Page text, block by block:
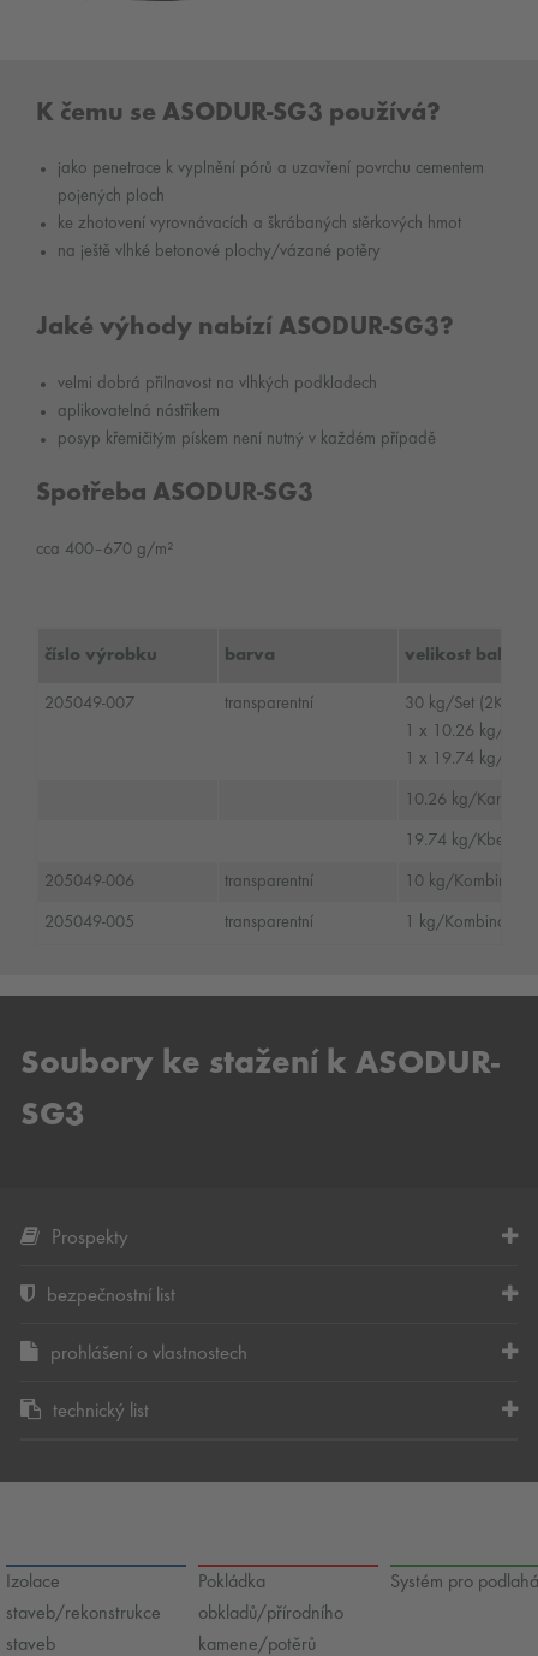
K čemu se ASODUR-SG3 používá?
jako penetrace k vyplnění pórů a uzavření povrchu cementem
pojených ploch
ke zhotovení vyrovnávacích a škrábaných stěrkových hmot
na ještě vlhké betonové plochy/vázané potěry
Jaké výhody nabízí ASODUR-SG3?
velmi dobrá přilnavost na vlhkých podkladech
aplikovatelná nástřikem
posyp křemičitým pískem není nutný v každém případě
Spotřeba ASODUR-SG3
cca 400–670 g/m²
číslo výrobku barva velikost balení
205049-007 transparentní
30 kg/Set (2K)
1 x 10.26 kg/
1 x 19.74 kg/
10.26 kg/Kanystr
19.74 kg/Kbelík/
205049-006 transparentní 10 kg/
205049-005 transparentní 1 kg/
Soubory ke stažení k ASODUR-
SG3
Prospekty
bezpečnostní list
prohlášení o vlastnostech
technický list
Izolace
staveb/rekonstrukce
staveb
Pokládka
obkladů/přírodního
kamene/potěrů
Systém pro